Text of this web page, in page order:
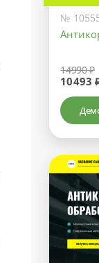
№
14990 ₽
10493